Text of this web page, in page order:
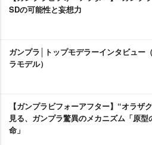
SDの可能性と妄想力
ガンプラ│トップモデラーインタビュー
ラモデル）
【ガンプラビフォーアフター】“オラザ
見る、ガンプラ驚異のメカニズム「原型
命」